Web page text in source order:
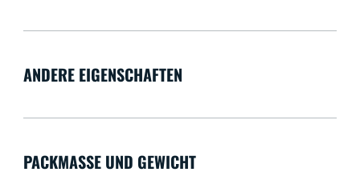
ANDERE EIGENSCHAFTEN
PACKMASSE UND GEWICHT